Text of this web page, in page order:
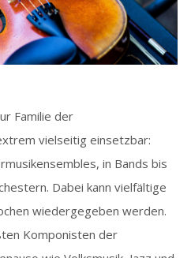
Familie der
vielseitig einsetzbar:
in Bands bis
Dabei kann vielfältige
wiedergegeben werden.
Komponisten der